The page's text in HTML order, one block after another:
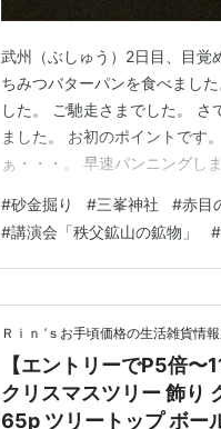
武州（ぶしゅう）2日目、目覚
ちみつバターパンを食べまし
した。 ご馳走さまでした。
ました。 お初のポイントです
ぁ・・・。 早速パンニングし
行者の方は、よくこんなに掘
が終わったので、どうしよう
#砂金掘り #三峯神社 #赤目
#講演会「秩父鉱山の鉱物」 #
Ｒｉｎ ’ｓお手頃価格の生活雑貨情
【エントリーでP5倍
クリスマスツリー 飾り
65p ツリートップ ボー